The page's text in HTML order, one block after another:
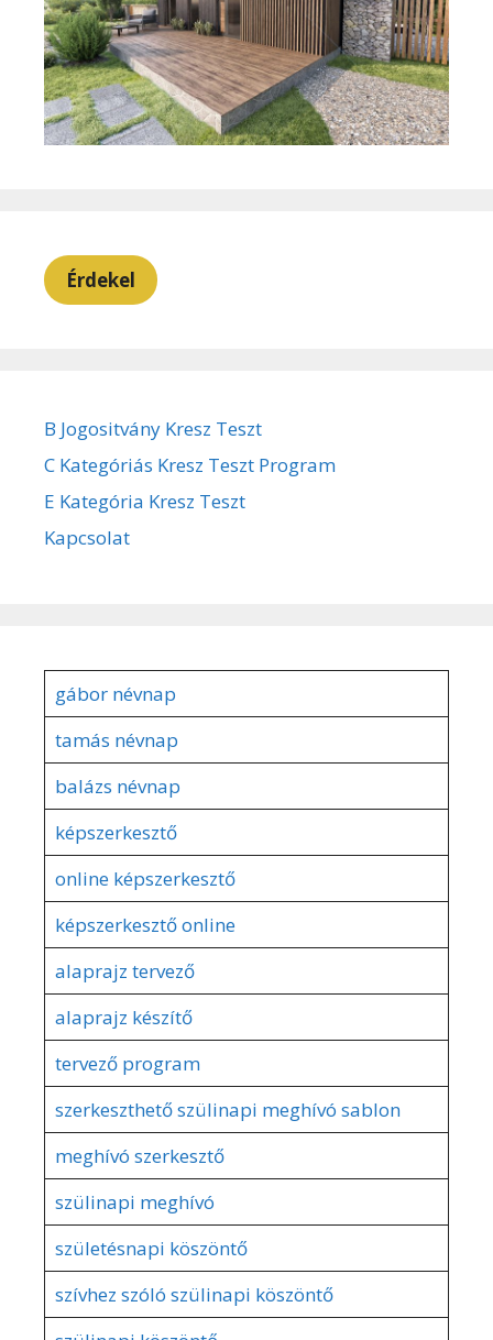
Érdekel
B Jogositvány Kresz Teszt
C Kategóriás Kresz Teszt Program
E Kategória Kresz Teszt
Kapcsolat
gábor névnap
tamás névnap
balázs névnap
képszerkesztő
online képszerkesztő
képszerkesztő online
alaprajz tervező
alaprajz készítő
tervező program
szerkeszthető szülinapi meghívó sablon
meghívó szerkesztő
szülinapi meghívó
születésnapi köszöntő
szívhez szóló szülinapi köszöntő